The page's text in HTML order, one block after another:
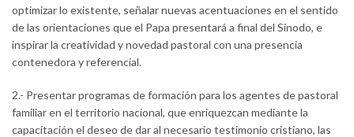
optimizar lo existente, señalar nuevas acentuaciones en el sentido
de las orientaciones que el Papa presentará a final del Sínodo, e
inspirar la creatividad y novedad pastoral con una presencia
contenedora y referencial.
2.- Presentar programas de formación para los agentes de pastoral
familiar en el territorio nacional, que enriquezcan mediante la
capacitación el deseo de dar al necesario testimonio cristiano, las